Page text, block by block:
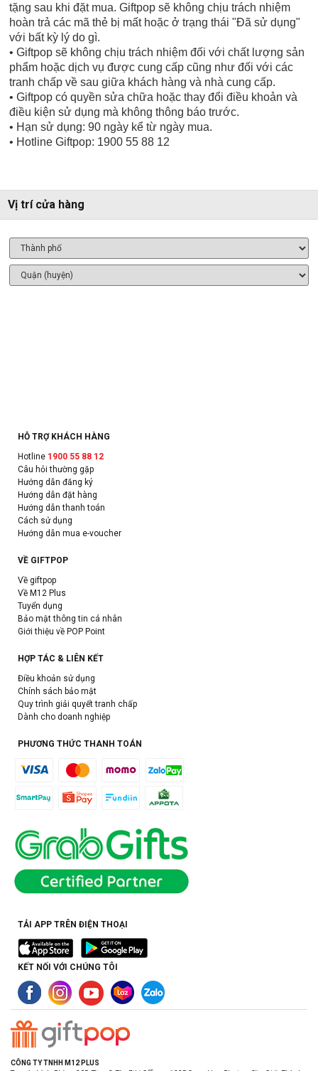
tặng sau khi đặt mua. Giftpop sẽ không chịu trách nhiệm
hoàn trả các mã thẻ bị mất hoặc ở trạng thái "Đã sử dụng"
với bất kỳ lý do gì.
• Giftpop sẽ không chịu trách nhiệm đối với chất lượng sản
phẩm hoặc dịch vụ được cung cấp cũng như đối với các
tranh chấp về sau giữa khách hàng và nhà cung cấp.
• Giftpop có quyền sửa chữa hoặc thay đổi điều khoản và
điều kiện sử dụng mà không thông báo trước.
• Hạn sử dụng: 90 ngày kể từ ngày mua.
• Hotline Giftpop: 1900 55 88 12
Vị trí cửa hàng
HỖ TRỢ KHÁCH HÀNG
Hotline 1900 55 88 12
Câu hỏi thường gặp
Hướng dẫn đăng ký
Hướng dẫn đặt hàng
Hướng dẫn thanh toán
Cách sử dụng
Hướng dẫn mua e-voucher
VỀ GIFTPOP
Về giftpop
Về M12 Plus
Tuyển dụng
Bảo mật thông tin cá nhân
Giới thiệu về POP Point
HỢP TÁC & LIÊN KẾT
Điều khoản sử dụng
Chính sách bảo mật
Quy trình giải quyết tranh chấp
Dành cho doanh nghiệp
PHƯƠNG THỨC THANH TOÁN
TẢI APP TRÊN ĐIỆN THOẠI
KẾT NỐI VỚI CHÚNG TÔI
CÔNG TY TNHH M12 PLUS